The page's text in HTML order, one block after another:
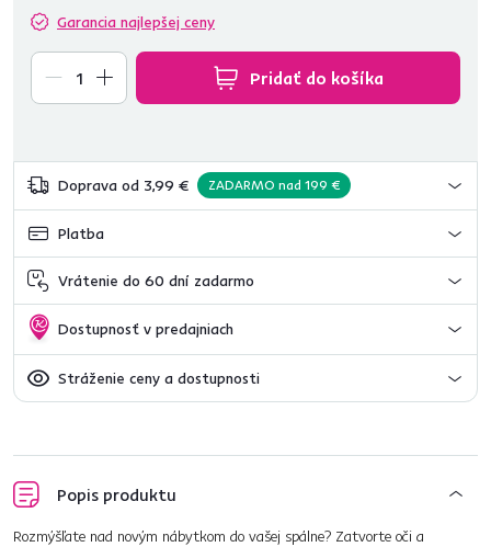
Garancia najlepšej ceny
Pridať do košíka
Doprava od 3,99 € ZADARMO nad 199 €
Platba
Vrátenie do 60 dní zadarmo
Dostupnosť v predajniach
Stráženie ceny a dostupnosti
Popis produktu
Rozmýšľate nad novým nábytkom do vašej spálne? Zatvorte oči a